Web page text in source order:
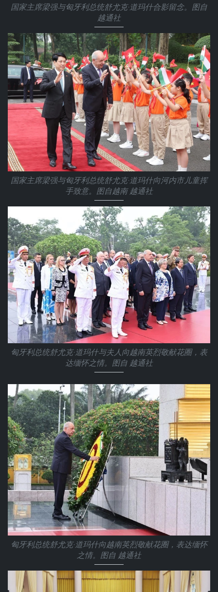
国家主席梁强与匈牙利总统舒尤克·道玛什合影留念。图自
越通社
国家主席梁强与匈牙利总统舒尤克·道玛什向河内市儿童挥
手致意。图自越南 越通社
匈牙利总统舒尤克·道玛什与夫人向越南英烈敬献花圈，表
达缅怀之情。图自 越通社
匈牙利总统舒尤克·道玛什向越南英烈敬献花圈，表达缅怀
之情。图自 越通社